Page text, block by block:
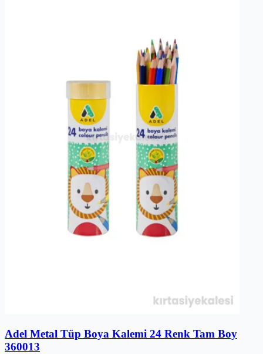
Adel Metal Tüp Boya Kalemi 24 Renk Tam Boy
360013